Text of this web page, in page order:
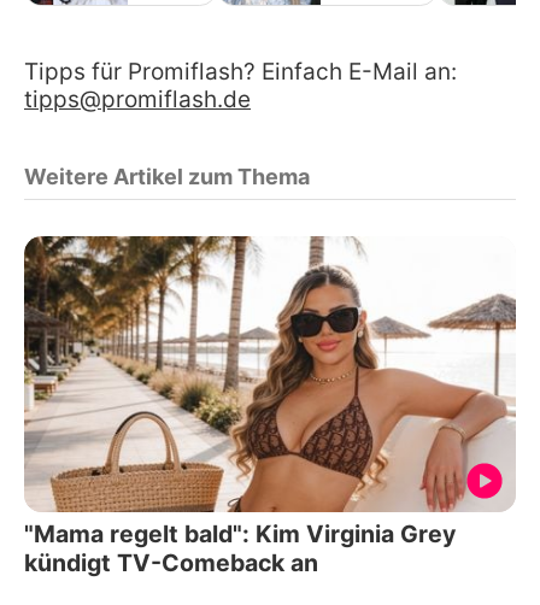
Tipps für Promiflash? Einfach E-Mail an:
tipps@promiflash.de
Weitere Artikel zum Thema
"Mama regelt bald": Kim Virginia Grey
kündigt TV-Comeback an